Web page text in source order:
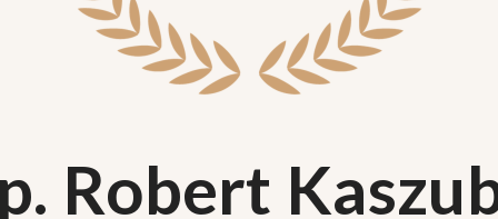
Robert